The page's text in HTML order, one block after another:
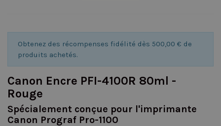
Obtenez des récompenses fidélité dès 500,00 € de
produits achetés.
Canon Encre PFI-4100R 80ml -
Rouge
Spécialement conçue pour l'imprimante
Canon Prograf Pro-1100